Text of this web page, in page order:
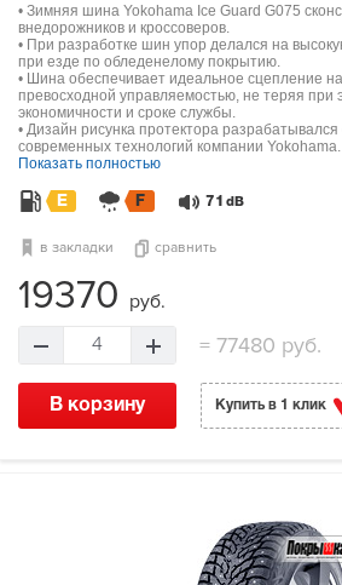
• Зимняя шина Yokohama Ice Guard G075
внедорожников и кроссоверов.
• При разработке шин упор делался на
при езде по обледенелому покрытию.
• Шина обеспечивает идеальное сцепление
превосходной управляемостью, не теряя при
экономичности и сроке службы.
• Дизайн рисунка протектора
современных технологий компании Yokohama.
Показать полностью
E F 71 dB
в закладки сравнить
19370 руб.
4 = 77480 руб.
В корзину Купить в 1 клик